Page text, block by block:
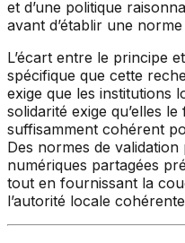
et d’une politique
avant d’établir une
L’écart entre le principe
spécifique que cette
exige que les institutions
solidarité exige qu’elles
suffisamment cohérent
Des normes de
numériques partagées
tout en fournissant la
l’autorité locale